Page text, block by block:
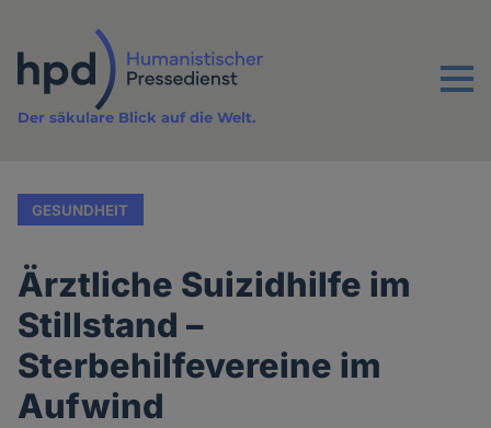
Inhalt
Menu
Der säkulare Blick auf die Welt.
GESUNDHEIT
Ärztliche Suizidhilfe im
Stillstand –
Sterbehilfevereine im
Aufwind